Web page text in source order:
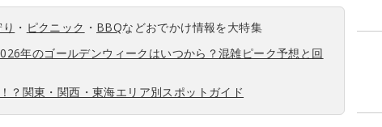
・ ピクニック ・ BBQなどおでかけ情報を大特集
年のゴールデンウィークはいつから？混雑ピーク予想と回
？関東・関西・東海エリア別スポットガイド